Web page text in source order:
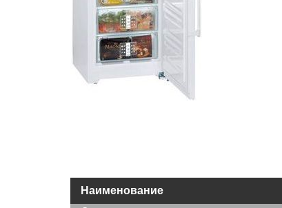
Наименование